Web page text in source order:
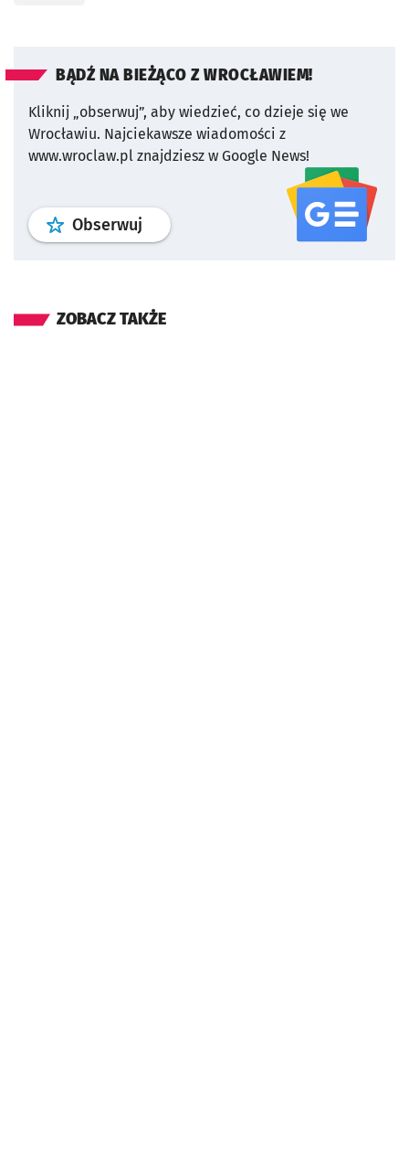
BĄDŹ NA BIEŻĄCO Z WROCŁAWIEM!
Kliknij „obserwuj”, aby wiedzieć, co dzieje się we
Wrocławiu. Najciekawsze wiadomości z
www.wroclaw.pl znajdziesz w Google News!
Obserwuj profil serwisu
ZOBACZ TAKŻE